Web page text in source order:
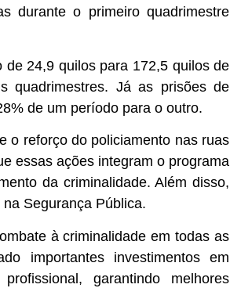
durante o primeiro quadrimestre
24,9 quilos para 172,5 quilos de
quadrimestres. Já as prisões de
de um período para o outro.
o reforço do policiamento nas ruas
essas ações integram o programa
da criminalidade. Além disso,
Segurança Pública.
à criminalidade em todas as
importantes investimentos em
garantindo melhores